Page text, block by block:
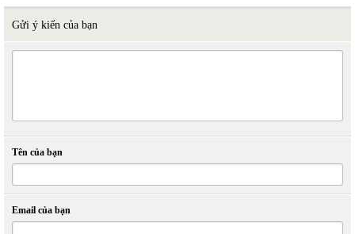
Gửi ý kiến của bạn
Tên của bạn
Email của bạn